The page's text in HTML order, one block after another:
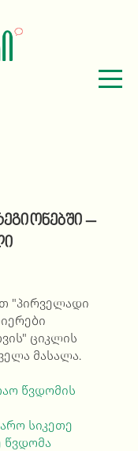
–
"პირველადი
ციკლის
მასალა.
წვდომის
სიკეთე
წვდომა